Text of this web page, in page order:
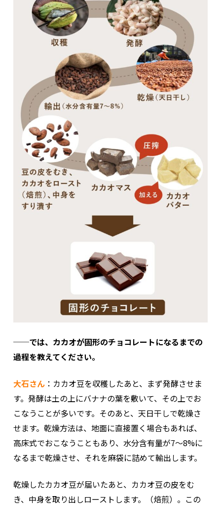
──では、カカオが固形のチョコレートになるまでの
過程を教えてください。
大石さん：カカオ豆を収穫したあと、まず発酵させま
す。発酵は土の上にバナナの葉を敷いて、その上でお
こなうことが多いです。そのあと、天日干しで乾燥さ
せます。乾燥方法は、地面に直接置く場合もあれば、
高床式でおこなうこともあり、水分含有量が7～8%に
なるまで乾燥させ、それを麻袋に詰めて輸出します。
乾燥したカカオ豆が届いたあと、カカオ豆の皮をむ
き、中身を取り出しローストします。（焙煎）。この